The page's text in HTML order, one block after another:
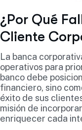
¿Por Qué
Cliente
La banca
operativos para
banco debe
financiero, sino
éxito de sus
misión de
enriquecer cada